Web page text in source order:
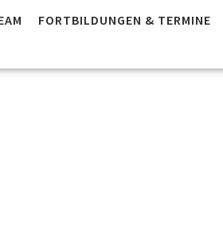
FORTBILDUNGEN & TERMINE